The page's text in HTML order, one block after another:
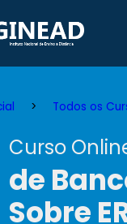
Todos os
Curso
de
Sobre